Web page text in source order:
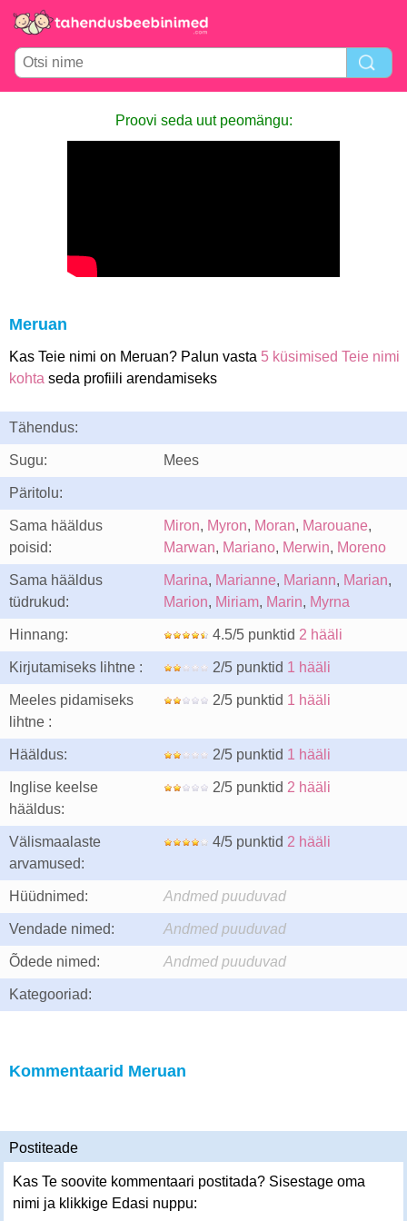
Proovi seda uut peomängu:
Meruan
Kas Teie nimi on Meruan? Palun vasta 5 küsimised Teie nimi
kohta seda profiili arendamiseks
Tähendus:
Sugu: Mees
Päritolu:
Sama hääldus
poisid:
Miron, Myron, Moran, Marouane,
Marwan, Mariano, Merwin, Moreno
Sama hääldus
tüdrukud:
Marina, Marianne, Mariann, Marian,
Marion, Miriam, Marin, Myrna
Hinnang: 4.5/5 punktid 2 hääli
Kirjutamiseks lihtne : 2/5 punktid 1 hääli
Meeles pidamiseks
lihtne :
2/5 punktid 1 hääli
Hääldus: 2/5 punktid 1 hääli
Inglise keelse
hääldus:
2/5 punktid 2 hääli
Välismaalaste
arvamused:
4/5 punktid 2 hääli
Hüüdnimed: Andmed puuduvad
Vendade nimed: Andmed puuduvad
Õdede nimed: Andmed puuduvad
Kategooriad:
Kommentaarid Meruan
Postiteade
Kas Te soovite kommentaari postitada? Sisestage oma
nimi ja klikkige Edasi nuppu: